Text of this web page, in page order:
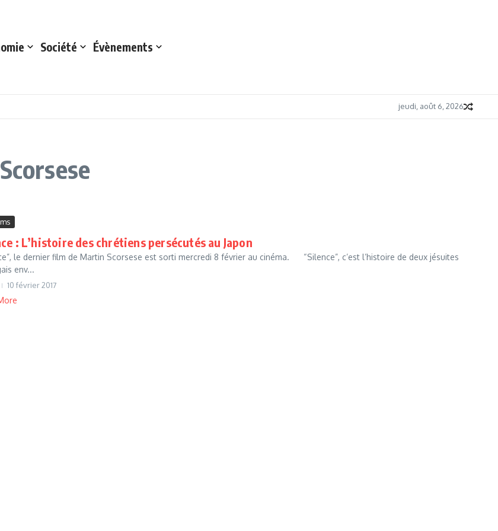
Société Évènements
jeudi, août 6, 2026
: L’histoire des chrétiens persécutés au Japon
le dernier film de Martin Scorsese est sorti mercredi 8 février au cinéma. “Silence”, c’est l’histoire de deux jésuites
env...
10 février 2017